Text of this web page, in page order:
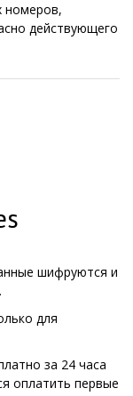
номеров,
действующего
шифруются и
для
за 24 часа
оплатить первые